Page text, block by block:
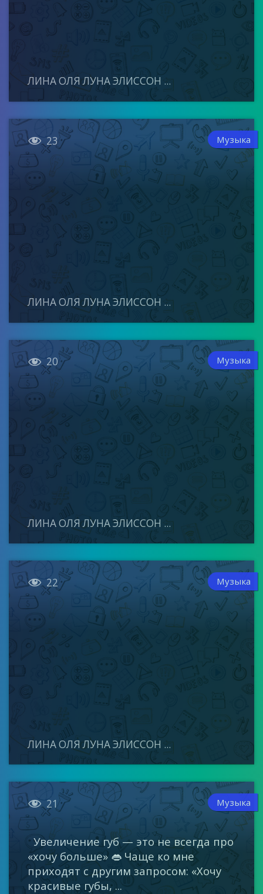
ЛИНА ОЛЯ ЛУНА ЭЛИССОН ...
 23 Музыка
ЛИНА ОЛЯ ЛУНА ЭЛИССОН ...
 20 Музыка
ЛИНА ОЛЯ ЛУНА ЭЛИССОН ...
 22 Музыка
ЛИНА ОЛЯ ЛУНА ЭЛИССОН ...
 21 Музыка
Увеличение губ — это не всегда про
«хочу больше» 👄 Чаще ко мне
приходят с другим запросом: «Хочу
красивые губы, ...